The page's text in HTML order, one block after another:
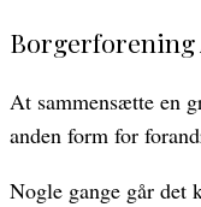
Borgerforening
At sammensætte en
anden form for
Nogle gange går det